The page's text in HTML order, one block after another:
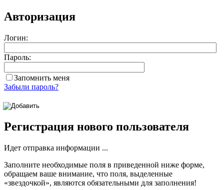
Авторизация
Логин:
Пароль:
Запомнить меня
Забыли пароль?
Регистрация нового пользователя
Идет отправка информации ...
Заполните необходимые поля в приведенной ниже форме,
обращаем ваше внимание, что поля, выделенные
«звездочкой», являются обязательными для заполнения!